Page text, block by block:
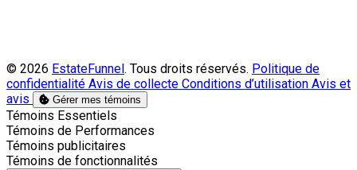
© 2026 EstateFunnel. Tous droits réservés. Politique de
confidentialité Avis de collecte Conditions d’utilisation Avis et
avis
Gérer mes témoins
Activer
Témoins Essentiels
Activer
Témoins de Performances
Activer
Témoins publicitaires
Activer
Témoins de fonctionnalités